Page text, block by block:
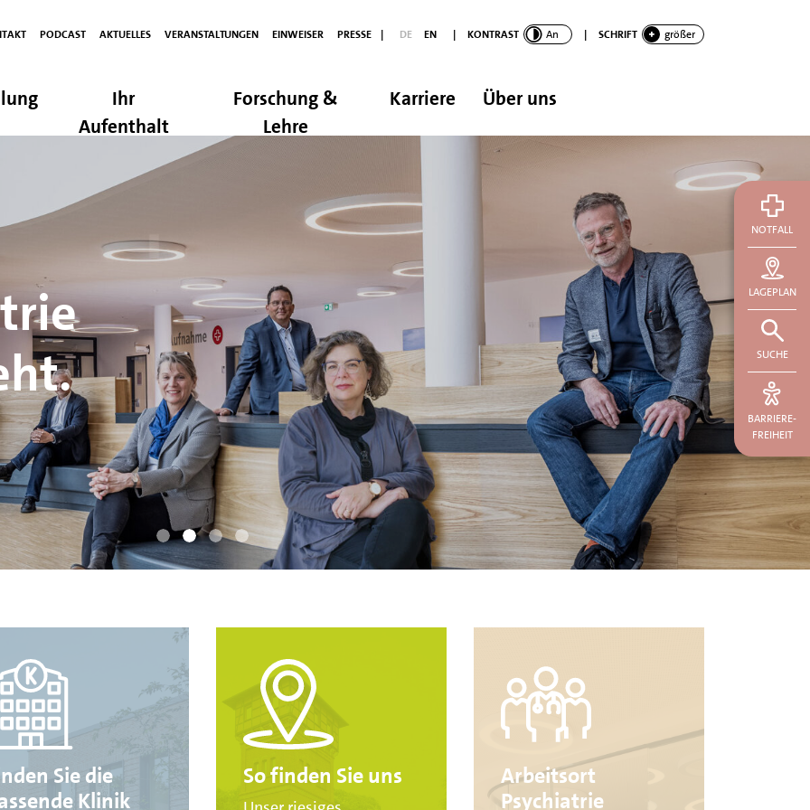
PODCAST AKTUELLES VERANSTALTUNGEN EINWEISER PRESSE | DE EN | KONTRAST An | SCHRIFT größer
Ihr
Aufenthalt
Forschung &
Lehre
Karriere Über uns
Sie die
Klinik
So finden Sie uns
Arbeitsort
Psychiatrie
NOTFALL
LAGEPLAN
SUCHE
BARRIERE-
FREIHEIT